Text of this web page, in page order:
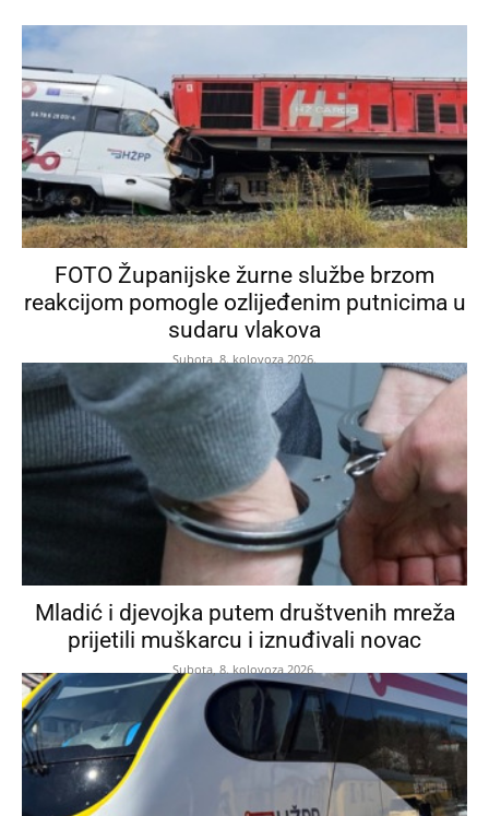
FOTO Županijske žurne službe brzom
reakcijom pomogle ozlijeđenim putnicima u
sudaru vlakova
Subota, 8. kolovoza 2026.
Mladić i djevojka putem društvenih mreža
prijetili muškarcu i iznuđivali novac
Subota, 8. kolovoza 2026.